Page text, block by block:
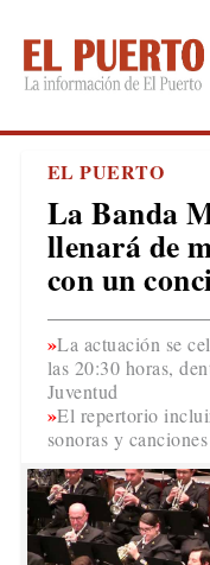
EL PUERTO
La Banda
llenará de
con un
La actuación se
las 20:30 horas,
Juventud
El repertorio
sonoras y